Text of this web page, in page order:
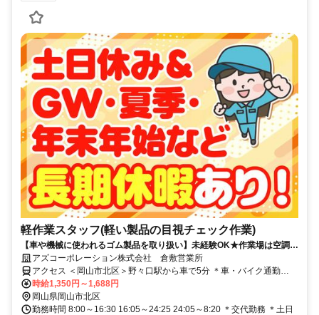
軽作業スタッフ(軽い製品の目視チェック作業)
【車や機械に使われるゴム製品を取り扱い】未経験OK★作業場は空調完
備★土日休み★週払いOK
アズコーポレーション株式会社 倉敷営業所
アクセス ＜岡山市北区＞野々口駅から車で5分 ＊車・バイク通勤
OK（駐車場あり）
時給1,350円～1,688円
岡山県岡山市北区
勤務時間 8:00～16:30 16:05～24:25 24:05～8:20 ＊交代勤務 ＊土日